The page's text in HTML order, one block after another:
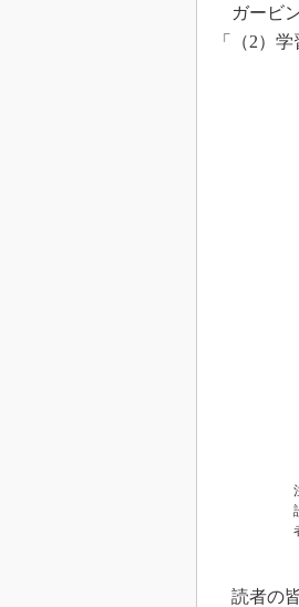
ガービン
「（2）
読者の皆